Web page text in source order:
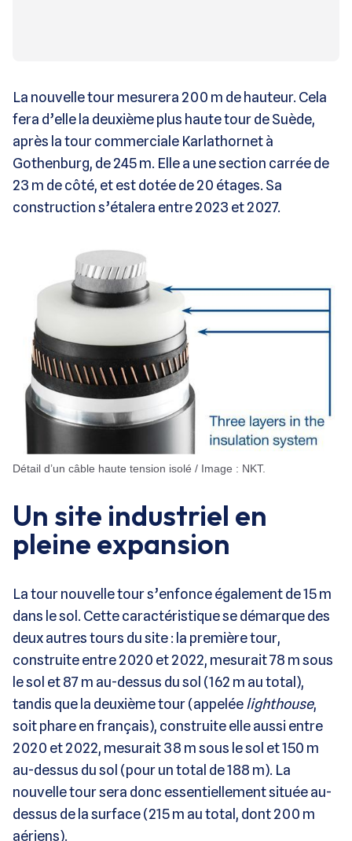
La nouvelle tour mesurera 200 m de hauteur. Cela
fera d’elle la deuxième plus haute tour de Suède,
après la tour commerciale Karlathornet à
Gothenburg, de 245 m. Elle a une section carrée de
23 m de côté, et est dotée de 20 étages. Sa
construction s’étalera entre 2023 et 2027.
Détail d’un câble haute tension isolé / Image : NKT.
Un site industriel en
pleine expansion
La tour nouvelle tour s’enfonce également de 15 m
dans le sol. Cette caractéristique se démarque des
deux autres tours du site : la première tour,
construite entre 2020 et 2022, mesurait 78 m sous
le sol et 87 m au-dessus du sol (162 m au total),
tandis que la deuxième tour (appeléelighthouse,
soit phare en français), construite elle aussi entre
2020 et 2022, mesurait 38 m sous le sol et 150 m
au-dessus du sol (pour un total de 188 m). La
nouvelle tour sera donc essentiellement située au-
dessus de la surface (215 m au total, dont 200 m
aériens).